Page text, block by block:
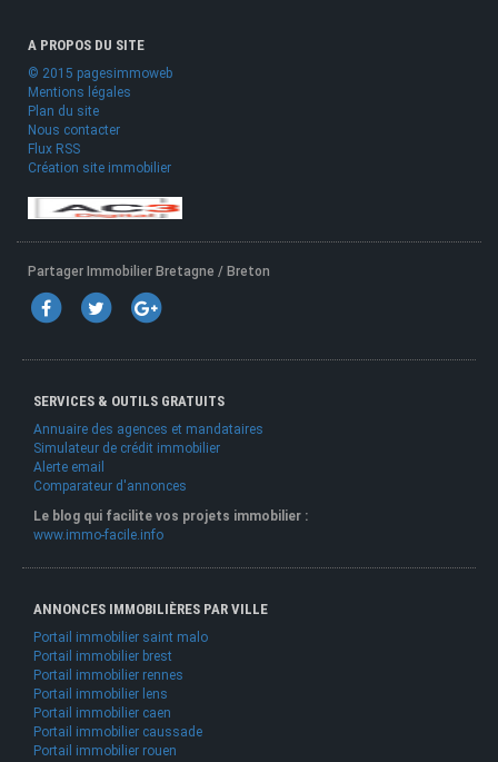
A PROPOS DU SITE
© 2015 pagesimmoweb
Mentions légales
Plan du site
Nous contacter
Flux RSS
Création site immobilier
Partager Immobilier Bretagne / Breton
SERVICES & OUTILS GRATUITS
Annuaire des agences et mandataires
Simulateur de crédit immobilier
Alerte email
Comparateur d'annonces
Le blog qui facilite vos projets immobilier :
www.immo-facile.info
ANNONCES IMMOBILIÈRES PAR VILLE
Portail immobilier saint malo
Portail immobilier brest
Portail immobilier rennes
Portail immobilier lens
Portail immobilier caen
Portail immobilier caussade
Portail immobilier rouen